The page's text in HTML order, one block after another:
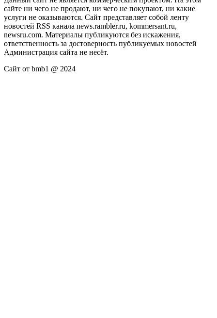
сайте ни чего не продают, ни чего не покупают, ни какие
услуги не оказываются. Сайт представляет собой ленту
новостей RSS канала news.rambler.ru, kommersant.ru,
newsru.com. Материалы публикуются без искажения,
ответственность за достоверность публикуемых новостей
Администрация сайта не несёт.
Сайт от bmb1 @ 2024